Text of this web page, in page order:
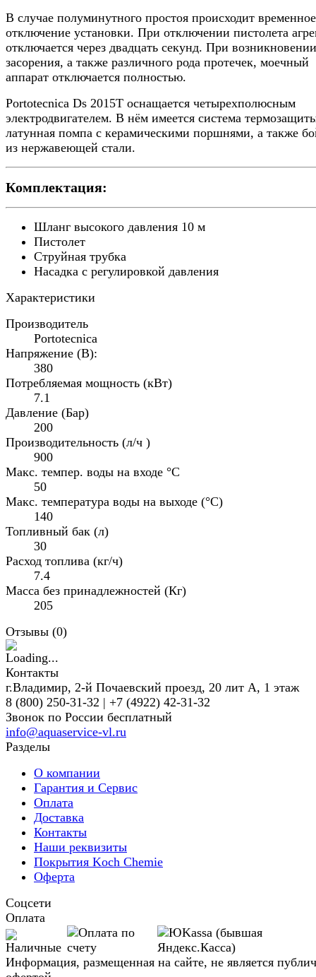
В случае полуминутного простоя происходит временное
отключение установки. При отключении пистолета
отключается через двадцать секунд. При возникновении
засорения, а также различного рода протечек, моечный
аппарат отключается полностью.
Portotecnica Ds 2015T оснащается четырехполюсным
электродвигателем. В нём имеется система
латунная помпа с керамическими поршнями, а также
из нержавеющей стали.
Комплектация:
Шланг высокого давления 10 м
Пистолет
Струйная трубка
Насадка с регулировкой давления
Характеристики
Производитель
Portotecnica
Напряжение (В):
380
Потребляемая мощность (кВт)
7.1
Давление (Бар)
200
Производительность (л/ч )
900
Макс. темпер. воды на входе °C
50
Макс. температура воды на выходе (°C)
140
Топливный бак (л)
30
Расход топлива (кг/ч)
7.4
Масса без принадлежностей (Кг)
205
Отзывы (0)
Контакты
г.Владимир, 2-й Почаевский проезд, 20 лит А, 1 этаж
8 (800) 250-31-32 | +7 (4922) 42-31-32
Звонок по России бесплатный
info@aquaservice-vl.ru
Разделы
О компании
Гарантия и Сервис
Оплата
Доставка
Контакты
Наши реквизиты
Покрытия Koch Chemie
Оферта
Соцсети
Оплата
Информация, размещенная на сайте, не является